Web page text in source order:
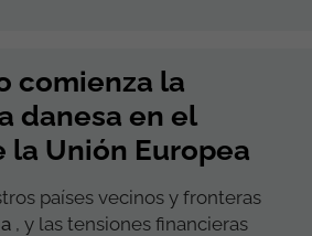
comienza la
danesa en el
la Unión Europea
países vecinos y fronteras
, y las tensiones financieras